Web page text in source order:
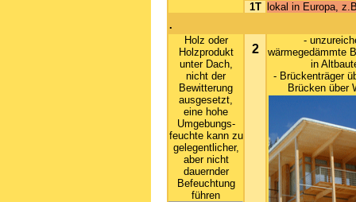
1T lokal in Europa,
.
Holz oder
Holzprodukt
unter Dach,
nicht der
Bewitterung
ausgesetzt,
eine hohe
Umgebungs-
feuchte kann zu
gelegentlicher,
aber nicht
dauernder
Befeuchtung
führen
2
-
wärmegedämmte
in
- Brückenträger
Brücken über